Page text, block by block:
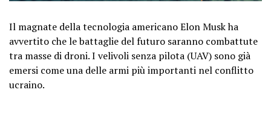
Il magnate della tecnologia americano Elon Musk ha
avvertito che le battaglie del futuro saranno combattute
tra masse di droni. I velivoli senza pilota (UAV) sono già
emersi come una delle armi più importanti nel conflitto
ucraino.